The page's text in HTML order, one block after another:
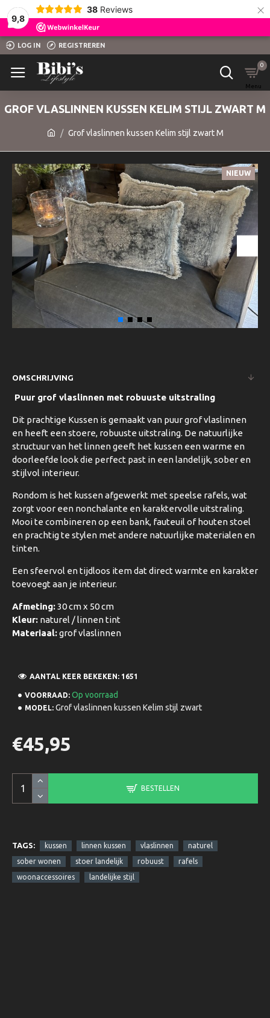
9,8
38 Reviews ×
LOG IN REGISTREREN
0
Grof vlaslinnen kussen Kelim stijl zwart M
GROF VLASLINNEN KUSSEN KELIM STIJL ZWART M
NIEUW
OMSCHRIJVING
Puur grof vlaslinnen met robuuste uitstraling
Dit prachtige Kussen is gemaakt van puur grof vlaslinnen
en heeft een stoere, robuuste uitstraling. De natuurlijke
structuur van het linnen geeft het kussen een warme en
doorleefde look die perfect past in een landelijk, sober en
stijlvol interieur.
Rondom is het kussen afgewerkt met speelse rafels, wat
zorgt voor een nonchalante en karaktervolle uitstraling.
Mooi te combineren op een bank, fauteuil of houten stoel
en prachtig te stylen met andere natuurlijke materialen en
tinten.
Een sfeervol en tijdloos item dat direct warmte en karakter
toevoegt aan je interieur.
Afmeting:30 cm x 50 cm
Kleur: naturel / linnen tint
Materiaal:grof vlaslinnen
VOORRAAD: Op voorraad
MODEL: Grof vlaslinnen kussen Kelim stijl zwart
AANTAL KEER BEKEKEN: 1651
€45,95
BESTELLEN
TAGS: kussen linnen kussen vlaslinnen naturel
sober wonen stoer landelijk robuust
rafels
woonaccessoires
landelijke stijl